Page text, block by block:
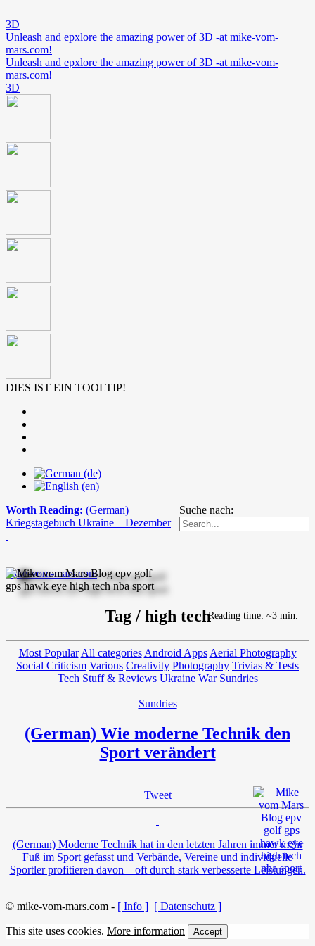
3D
Unleash and epxlore the amazing power of 3D -at mike-vom-
mars.com!
Unleash and epxlore the amazing power of 3D -at mike-vom-
mars.com!
3D
DIES IST EIN TOOLTIP!
Suche nach:
Worth Reading: (German)
Kriegstagebuch Ukraine – Dezember
mike-vom-mars.com
Tag / high tech
Most Popular All categories Android Apps Aerial Photography
Social Criticism Various Creativity Photography Trivias & Tests
Tech Stuff & Reviews Ukraine War Sundries
Sundries
(German) Wie moderne Technik den
Sport verändert
Tweet
Reading time: ~3 min.
(German) Moderne Technik hat in den letzten Jahren immer mehr
Fuß im Sport gefasst und Verbände, Vereine und individuelle
Sportler profitieren davon – oft durch stark verbesserte Leistungen.
© mike-vom-mars.com - [ Info ] [ Datenschutz ]
This site uses cookies. More information Accept